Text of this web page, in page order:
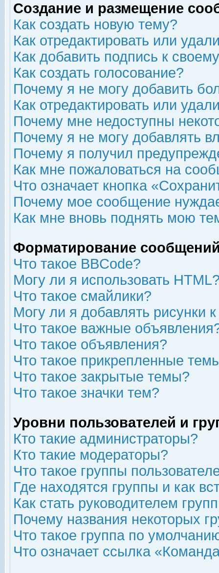
Создание и размещение
Как создать новую тему?
Как отредактировать или
Как добавить подпись к
Как создать голосование?
Почему я не могу добавить
Как отредактировать или
Почему мне недоступны
Почему я не могу добавлять
Почему я получил
Как мне пожаловаться на
Что означает кнопка
Почему мое сообщение
Как мне вновь поднять мою
Форматирование
Что такое BBCode?
Могу ли я использовать
Что такое смайлики?
Могу ли я добавлять рисунки
Что такое важные
Что такое объявления?
Что такое прикрепленные
Что такое закрытые темы?
Что такое значки тем?
Уровни пользователей и
Кто такие администраторы?
Кто такие модераторы?
Что такое группы
Где находятся группы и как
Как стать руководителем
Почему названия некоторых
Что такое группа по
Что означает ссылка